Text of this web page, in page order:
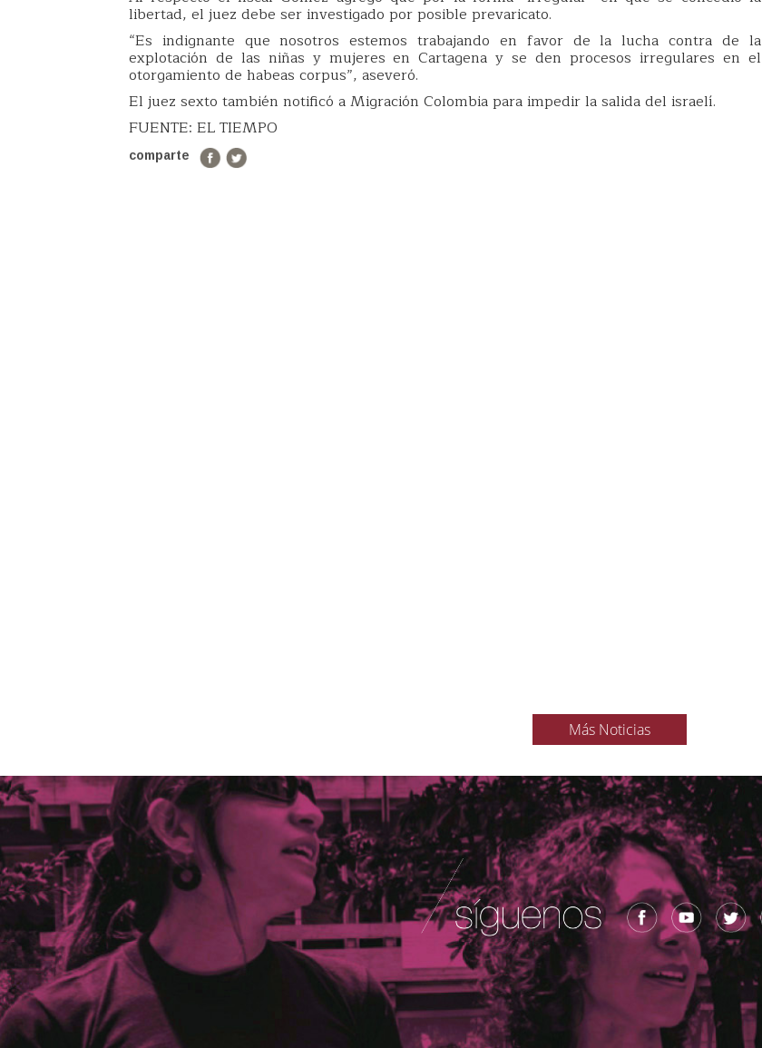
libertad, el juez debe ser investigado por posible prevaricato.
“Es indignante que nosotros estemos trabajando en favor de la lucha contra de la
explotación de las niñas y mujeres en Cartagena y se den procesos irregulares en el
otorgamiento de habeas corpus”, aseveró.
El juez sexto también notificó a Migración Colombia para impedir la salida del israelí.
FUENTE: EL TIEMPO
comparte
Más Noticias